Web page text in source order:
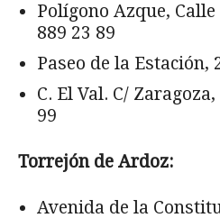
Polígono Azque, Calle
889 23 89
Paseo de la Estación,
C. El Val. C/
99
Torrejón de Ardoz:
Avenida de la